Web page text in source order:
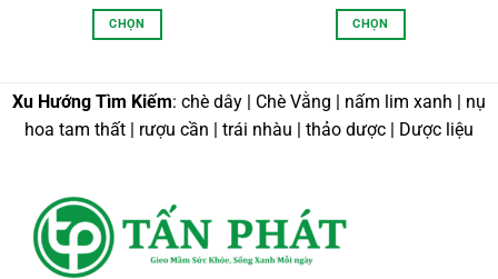
CHỌN
này
có
nhiều
chọn
CHỌN
này
nhiều
Xu Hướng Tìm Kiếm: chè dây | Chè Vằng | nấm lim xanh | nụ
hoa tam thất | rượu cần | trái nhàu | thảo dược | Dược liệu